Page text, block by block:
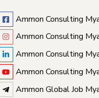
Ammon Consulting
Ammon Consulting
Ammon Consulting
Ammon Consulting
Ammon Global Job